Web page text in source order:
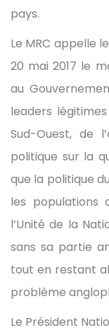
pays.
Le MRC appelle
20 mai 2017 le
au
leaders
Sud-Ouest, de
politique sur la
que la politique
les populations
l’Unité de la
sans sa partie
tout en restant
problème
Le Président